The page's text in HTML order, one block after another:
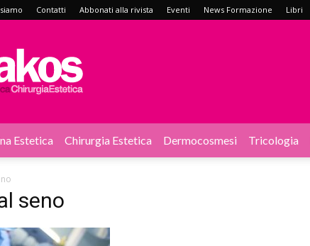
Contatti Abbonati alla rivista Eventi News Formazione Libri
Estetica Chirurgia Estetica Dermocosmesi Tricologia
seno